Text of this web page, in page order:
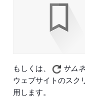
もしくは、 サム
ウェブサイトのスク
用します。